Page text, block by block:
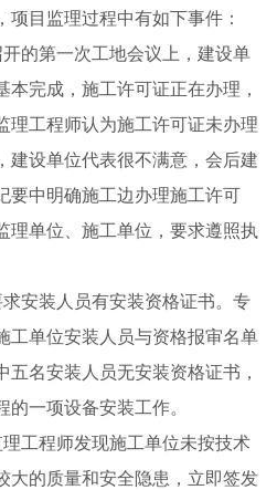
目监理过程中有如下事件：
的第一次工地会议上，建设单
完成，施工许可证正在办理，
理工程师认为施工许可证未办理
建设单位代表很不满意，会后建
要中明确施工边办理施工许可
理单位、施工单位，要求遵照执
安装人员有安装资格证书。专
工单位安装人员与资格报审名单
五名安装人员无安装资格证书，
一项设备安装工作。
工程师发现施工单位未按技术
大的质量和安全隐患，立即签发